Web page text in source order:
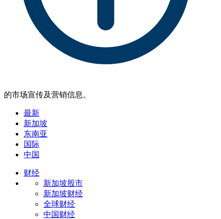
的市场宣传及营销信息。
最新
新加坡
东南亚
国际
中国
财经
新加坡股市
新加坡财经
全球财经
中国财经